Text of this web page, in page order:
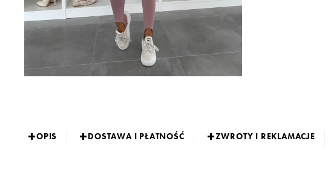
OPIS DOSTAWA I PŁATNOŚĆ ZWROTY I REKLAMACJE